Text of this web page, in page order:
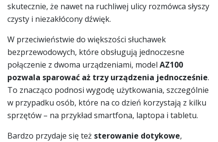
skutecznie, że nawet na ruchliwej ulicy rozmówca słyszy
czysty i niezakłócony dźwięk.
W przeciwieństwie do większości słuchawek
bezprzewodowych, które obsługują jednoczesne
połączenie z dwoma urządzeniami, model AZ100
pozwala sparować aż trzy urządzenia jednocześnie.
To znacząco podnosi wygodę użytkowania, szczególnie
w przypadku osób, które na co dzień korzystają z kilku
sprzętów – na przykład smartfona, laptopa i tabletu.
Bardzo przydaje się też sterowanie dotykowe,